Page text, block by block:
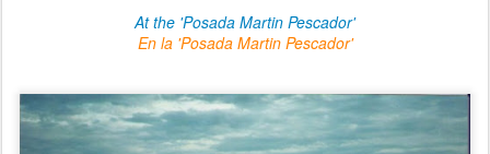
At the 'Posada Martin Pescador'
En la 'Posada Martin Pescador'